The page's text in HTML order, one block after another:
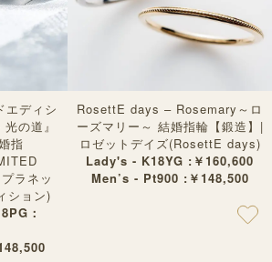
エディシ
の道』
指
ラネッ
ション)
：
RosettE days – Rosemary～ロ
ーズマリー～ 結婚指輪【鍛造】|
ロゼットデイズ(RosettE days)
Lady's - K18YG :￥160,600
Men’s - Pt900 :￥148,500